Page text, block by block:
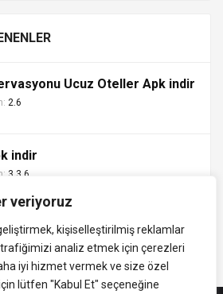
veriyoruz
kişiselleştirilmiş reklamlar
analiz etmek için çerezleri
iyi hizmet vermek ve size özel
lütfen "Kabul Et" seçeneğine
Ucuz Oteller Apk indir
2.6
indir
3.3.6
APK indirme platformudur! En
müzik, video ve eğitim